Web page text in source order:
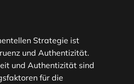
Strategie ist
und Authentizität.
und Authentizität sind
für die